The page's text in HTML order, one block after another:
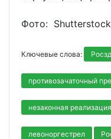
Фото:
Ключевые слова:
противозачаточный
незаконная
левоноргестрел